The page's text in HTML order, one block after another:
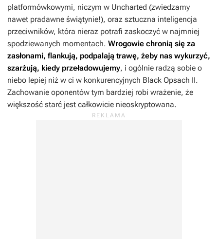
platformówkowymi, niczym w Uncharted (zwiedzamy
nawet pradawne świątynie!), oraz sztuczna inteligencja
przeciwników, która nieraz potrafi zaskoczyć w najmniej
spodziewanych momentach. Wrogowie chronią się za
zasłonami, flankują, podpalają trawę, żeby nas wykurzyć,
szarżują, kiedy przeładowujemy, i ogólnie radzą sobie o
niebo lepiej niż w ci w konkurencyjnych Black Opsach II.
Zachowanie oponentów tym bardziej robi wrażenie, że
większość starć jest całkowicie nieoskryptowana.